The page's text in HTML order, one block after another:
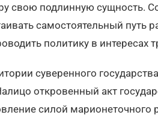
свою подлинную сущность.
самостоятельный путь
политику в интересах
суверенного
откровенный акт
силой